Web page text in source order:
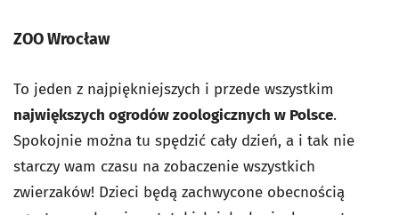
ZOO Wrocław
To jeden z najpiękniejszych i przede wszystkim
największych ogrodów zoologicznych w Polsce.
Spokojnie można tu spędzić cały dzień, a i tak nie
starczy wam czasu na zobaczenie wszystkich
zwierzaków! Dzieci będą zachwycone obecnością